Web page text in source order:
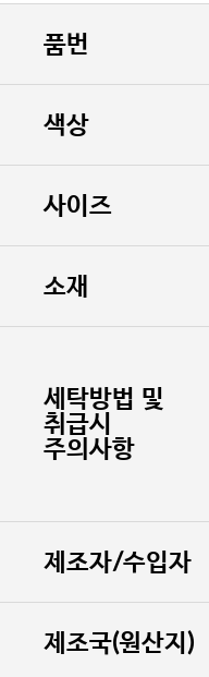
품번
색상
사이즈
소재
세탁방법 및
취급시
주의사항
제조자/수입자
제조국(원산지)